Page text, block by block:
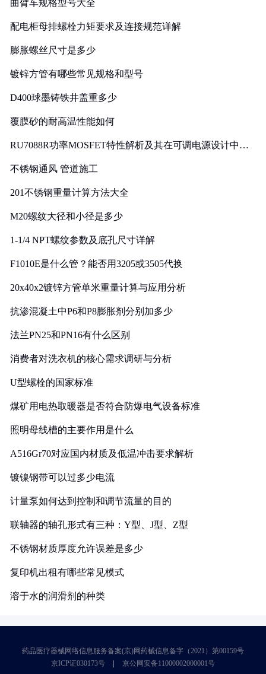
曲臂车规格型号大全
配电柜母排螺栓力矩要求及连接规范详解
膨胀螺丝尺寸是多少
镀锌方管有哪些常见规格和型号
D400球墨铸铁井盖重多少
覆膜砂的耐高温性能如何
RU7088R功率MOSFET特性解析及其在可调电源设计中的
不锈钢通风 管道施工
201不锈钢重量计算方法大全
M20螺纹大径和小径是多少
1-1/4 NPT螺纹参数及底孔尺寸详解
F1010E是什么管？能否用3205或3505代换
20x40x2镀锌方管单米重量计算与应用分析
抗渗混凝土中P6和P8膨胀剂分别加多少
法兰PN25和PN16有什么区别
消费者对洗衣机的核心需求调研与分析
U型螺栓的国家标准
煤矿用电热取暖器是否符合防爆电气设备标准
照明母线槽的主要作用是什么
A516Gr70对应国内材质及低温冲击要求解析
镀镍钢带可以过多少电流
计量泵如何达到控制和调节流量的目的
联轴器的轴孔形式有三种：Y型、J型、Z型
不锈钢材质厚度允许误差是多少
复印机出租有哪些常见模式
溶于水的润滑剂的种类
药品医疗器械网络信息服务备案(京)网药械信息备字（2021）第00159号
京ICP证030173号
京公网安备11000002000001号